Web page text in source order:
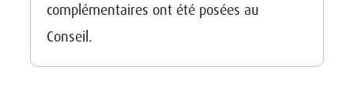
complémentaires ont été posées au
Conseil.